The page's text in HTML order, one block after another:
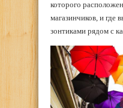
которого
магазинчиков, и где
зонтиками рядом с